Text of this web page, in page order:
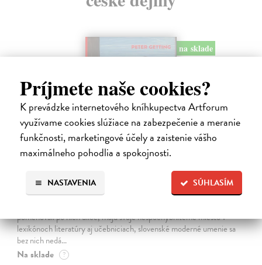
Príjmete naše cookies?
K prevádzke internetového kníhkupectva Artforum
využívame cookies slúžiace na zabezpečenie a meranie
funkčnosti, marketingové účely a zaistenie vášho
maximálneho pohodlia a spokojnosti.
SÚHLASÍM
NASTAVENIA
na sklade
Studne mútne
Getting Peter| Kniha
pomenovali po nich ulice, majú svoje nespochybniteľné miesto v
lexikónoch literatúry aj učebniciach, slovenské moderné umenie sa
bez nich nedá…
Na sklade ?